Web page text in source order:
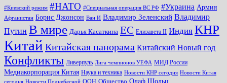
#Киевский режим #НАТО #Специальная операция ВС РФ #Украина Армия
Афганистан Борис Джонсон Ван И Владимир Зеленский Владимир
Путин В мире Дарья Касаткина ЕС Елизавета II Индия КНР
Китай Китайская панорама Китайский Новый год
Конфликты Ливерпуль Лига чемпионов УЕФА МИД России
Медиакорпорация Китая Наука и техника Новости КНР сегодня Новости Китая
сегодня Новости Поднебесной ООН Общество Олаф Шольц